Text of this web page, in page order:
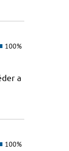
100%
a
100%